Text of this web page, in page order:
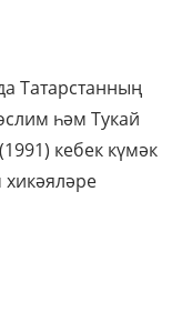
Татарстанның
һәм Тукай
кебек күмәк